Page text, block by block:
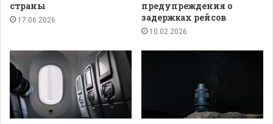
страны
17.06.2026
предупреждения о
задержках рейсов
10.02.2026